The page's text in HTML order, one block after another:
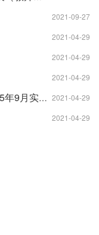
2021-09-27
2021-04-29
2021-04-29
2021-04-29
副本新老校区作息时间对照表（2015年9月实施） 2021-04-29
2021-04-29